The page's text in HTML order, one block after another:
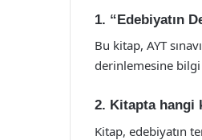
1. “Edebiyatın
Bu kitap, AYT
derinlemesine
2. Kitapta hangi
Kitap, edebiyatın